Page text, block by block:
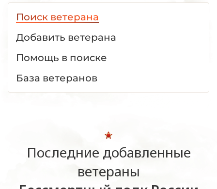
Поиск ветерана
Добавить ветерана
Помощь в поиске
База ветеранов
Последние добавленные
ветераны